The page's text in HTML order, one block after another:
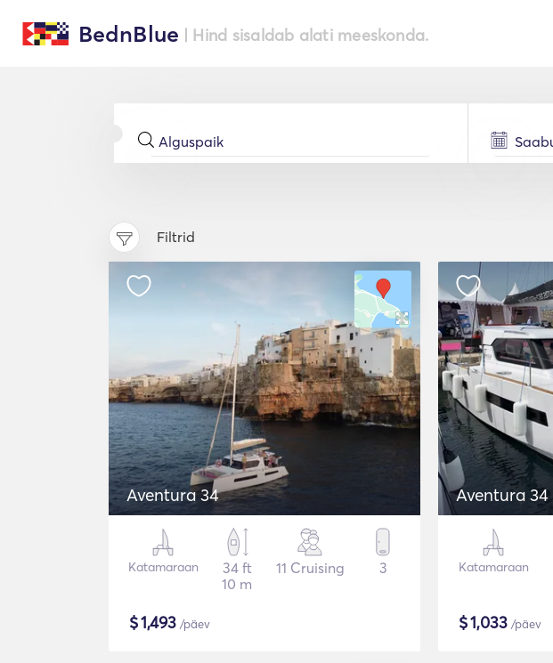
BednBlue | Hind sisaldab alati meeskonda.
Filtrid
Aventura 34
Katamaraan
34 ft
10 m
11 Cruising 3
$1,493 /päev
Aventura 34
Katamaraan
$1,033 /päev